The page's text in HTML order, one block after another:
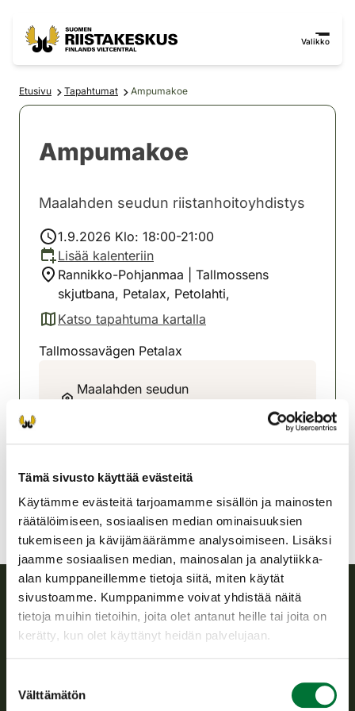
Tämä sivusto käyttää evästeitä
Käytämme evästeitä tarjoamamme sisällön ja mainosten
räätälöimiseen, sosiaalisen median ominaisuuksien
tukemiseen ja kävijämäärämme analysoimiseen. Lisäksi
jaamme sosiaalisen median, mainosalan ja analytiikka-
alan kumppaneillemme tietoja siitä, miten käytät
sivustoamme. Kumppanimme voivat yhdistää näitä
tietoja muihin tietoihin, joita olet antanut heille tai joita on
kerätty, kun olet käyttänyt heidän palvelujaan.
valinta
Välttämätön
Valikko
Etusivu Tapahtumat Ampumakoe
Ampumakoe
Maalahden seudun riistanhoitoyhdistys
1.9.2026 Klo: 18:00-21:00
Lisää kalenteriin
Rannikko-Pohjanmaa | Tallmossens
skjutbana, Petalax, Petolahti,
Katso tapahtuma kartalla
(avautuu uuteen välilehteen)
Tallmossavägen Petalax
Maalahden seudun
050-5575338
Suomen riistakeskus
toimeenpanosta sekä vastaa sille säädetyistä julkisista